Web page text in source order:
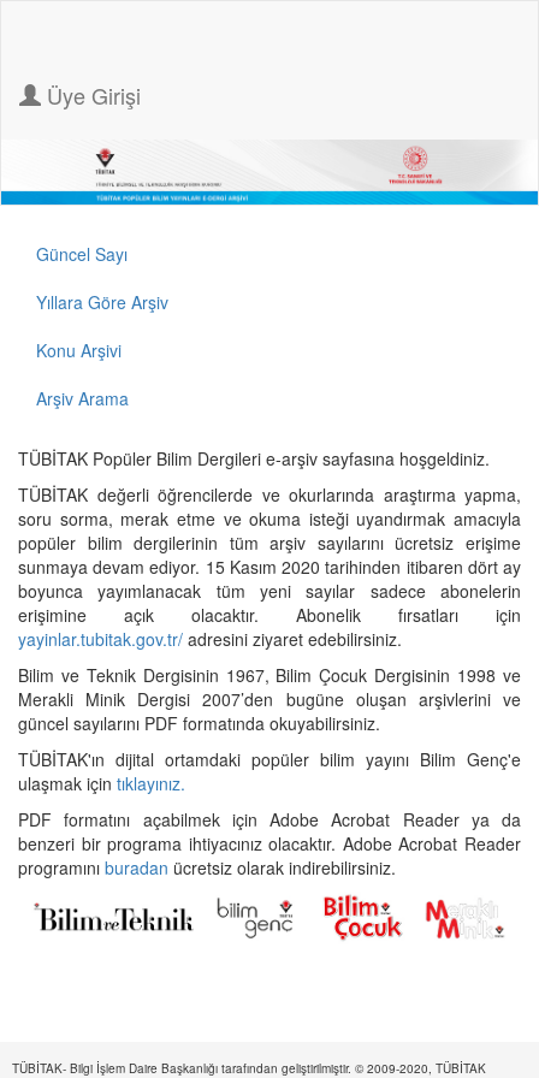
Üye Girişi
Güncel Sayı
Yıllara Göre Arşiv
Konu Arşivi
Arşiv Arama
TÜBİTAK Popüler Bilim Dergileri e-arşiv sayfasına hoşgeldiniz.
TÜBİTAK değerli öğrencilerde ve okurlarında araştırma yapma,
soru sorma, merak etme ve okuma isteği uyandırmak amacıyla
popüler bilim dergilerinin tüm arşiv sayılarını ücretsiz erişime
sunmaya devam ediyor. 15 Kasım 2020 tarihinden itibaren dört ay
boyunca yayımlanacak tüm yeni sayılar sadece abonelerin
erişimine açık olacaktır. Abonelik fırsatları için
yayinlar.tubitak.gov.tr/ adresini ziyaret edebilirsiniz.
Bilim ve Teknik Dergisinin 1967, Bilim Çocuk Dergisinin 1998 ve
Merakli Minik Dergisi 2007’den bugüne oluşan arşivlerini ve
güncel sayılarını PDF formatında okuyabilirsiniz.
TÜBİTAK'ın dijital ortamdaki popüler bilim yayını Bilim Genç'e
ulaşmak için tıklayınız.
PDF formatını açabilmek için Adobe Acrobat Reader ya da
benzeri bir programa ihtiyacınız olacaktır. Adobe Acrobat Reader
programını buradan ücretsiz olarak indirebilirsiniz.
TÜBİTAK- Bilgi İşlem Daire Başkanlığı tarafından geliştirilmiştir. © 2009-2020, TÜBİTAK